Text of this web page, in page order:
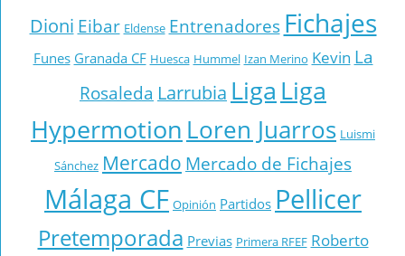
Dioni Eibar Eldense Entrenadores Fichajes
Funes Granada CF Huesca Hummel Izan Merino Kevin La
Rosaleda Larrubia Liga Liga
Hypermotion Loren Juarros Luismi
Sánchez Mercado Mercado de Fichajes
Málaga CF Opinión Partidos Pellicer
Pretemporada Previas Primera RFEF Roberto